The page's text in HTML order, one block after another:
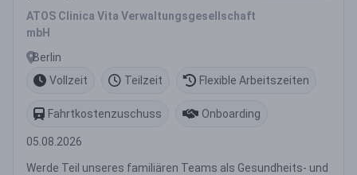
ATOS Clinica Vita Verwaltungsgesellschaft
mbH
Berlin
Vollzeit
Teilzeit Flexible Arbeitszeiten
Fahrtkostenzuschuss Onboarding
05.08.2026
Werde Teil unseres familiären Teams als Gesundheits- und